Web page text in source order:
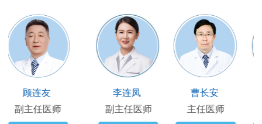
王凯
任医师
临床部主任
副主任医师